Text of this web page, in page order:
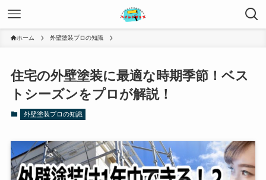
ホーム 外壁塗装プロの知識
住宅の外壁塗装に最適な時期季節！ベス
トシーズンをプロが解説！
外壁塗装プロの知識